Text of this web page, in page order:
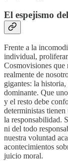
El espejismo
Frente a la
individual,
Cosmovisiones que
realmente de
gigantes: la
dominante. Que
y el resto debe
deterministas
la responsabilidad.
ni del todo
nuestra voluntad
acontecimientos
juicio moral.